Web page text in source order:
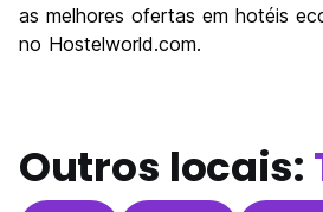
as melhores ofertas em hotéis
no Hostelworld.com.
Outros locais: